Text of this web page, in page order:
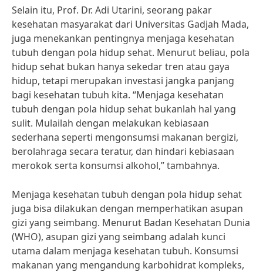
Selain itu, Prof. Dr. Adi Utarini, seorang pakar
kesehatan masyarakat dari Universitas Gadjah Mada,
juga menekankan pentingnya menjaga kesehatan
tubuh dengan pola hidup sehat. Menurut beliau, pola
hidup sehat bukan hanya sekedar tren atau gaya
hidup, tetapi merupakan investasi jangka panjang
bagi kesehatan tubuh kita. “Menjaga kesehatan
tubuh dengan pola hidup sehat bukanlah hal yang
sulit. Mulailah dengan melakukan kebiasaan
sederhana seperti mengonsumsi makanan bergizi,
berolahraga secara teratur, dan hindari kebiasaan
merokok serta konsumsi alkohol,” tambahnya.
Menjaga kesehatan tubuh dengan pola hidup sehat
juga bisa dilakukan dengan memperhatikan asupan
gizi yang seimbang. Menurut Badan Kesehatan Dunia
(WHO), asupan gizi yang seimbang adalah kunci
utama dalam menjaga kesehatan tubuh. Konsumsi
makanan yang mengandung karbohidrat kompleks,